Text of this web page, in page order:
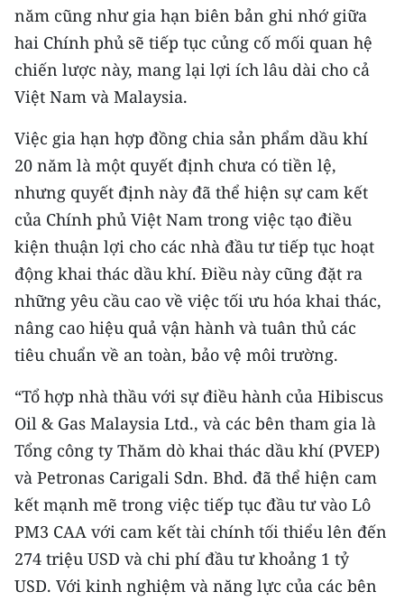
năm cũng như gia hạn biên bản ghi nhớ giữa
hai Chính phủ sẽ tiếp tục củng cố mối quan hệ
chiến lược này, mang lại lợi ích lâu dài cho cả
Việt Nam và Malaysia.
Việc gia hạn hợp đồng chia sản phẩm dầu khí
20 năm là một quyết định chưa có tiền lệ,
nhưng quyết định này đã thể hiện sự cam kết
của Chính phủ Việt Nam trong việc tạo điều
kiện thuận lợi cho các nhà đầu tư tiếp tục hoạt
động khai thác dầu khí. Điều này cũng đặt ra
những yêu cầu cao về việc tối ưu hóa khai thác,
nâng cao hiệu quả vận hành và tuân thủ các
tiêu chuẩn về an toàn, bảo vệ môi trường.
“Tổ hợp nhà thầu với sự điều hành của Hibiscus
Oil & Gas Malaysia Ltd., và các bên tham gia là
Tổng công ty Thăm dò khai thác dầu khí (PVEP)
và Petronas Carigali Sdn. Bhd. đã thể hiện cam
kết mạnh mẽ trong việc tiếp tục đầu tư vào Lô
PM3 CAA với cam kết tài chính tối thiểu lên đến
274 triệu USD và chi phí đầu tư khoảng 1 tỷ
USD. Với kinh nghiệm và năng lực của các bên